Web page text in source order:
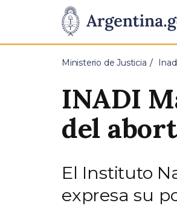
Presidencia
de
Pasar al contenido principal
Ministerio de Justicia Inadi
INADI
del
El Instituto
expresa su